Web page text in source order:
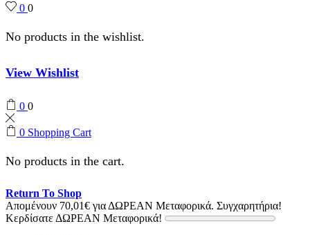
0 0
No products in the wishlist.
View Wishlist
0 0
0 Shopping Cart
No products in the cart.
Return To Shop
Απομένουν 70,01€ για ΔΩΡΕΑΝ Μεταφορικά. Συγχαρητήρια!
Κερδίσατε ΔΩΡΕΑΝ Μεταφορικά!